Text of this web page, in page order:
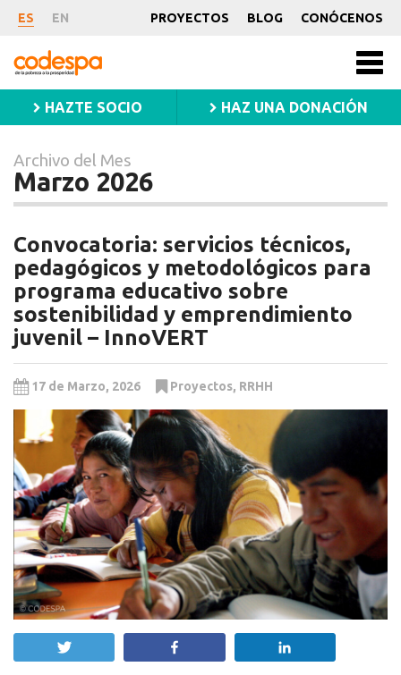
Archivo
Mes
Marzo
2026
ES EN PROYECTOS BLOG CONÓCENOS
CODESPA
HAZTE SOCIO HAZ UNA DONACIÓN
Archivo del Mes
Marzo 2026
Convocatoria: servicios técnicos,
pedagógicos y metodológicos para
programa educativo sobre
sostenibilidad y emprendimiento
juvenil – InnoVERT
17 de Marzo, 2026 Proyectos, RRHH